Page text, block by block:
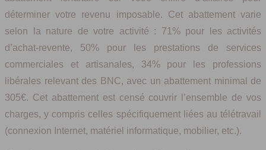
déterminer votre revenu imposable. Cet abattement varie
selon la nature de votre activité : 71% pour les activités
d’achat-revente, 50% pour les prestations de services
commerciales et artisanales, 34% pour les professions
libérales relevant des BNC, avec un abattement minimal de
305€. Cet abattement est censé couvrir l’ensemble de vos
charges, y compris celles spécifiquement liées au télétravail
(connexion Internet, matériel informatique, mobilier, etc.).